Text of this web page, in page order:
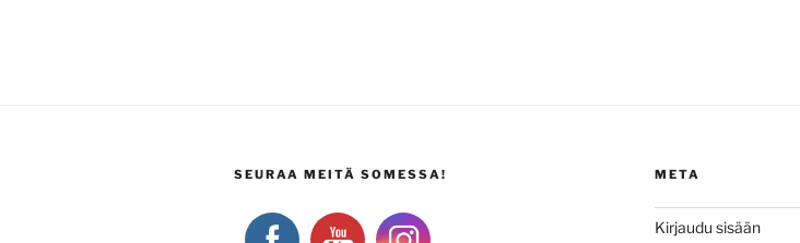
SEURAA MEITÄ SOMESSA! META
Kirjaudu sisään